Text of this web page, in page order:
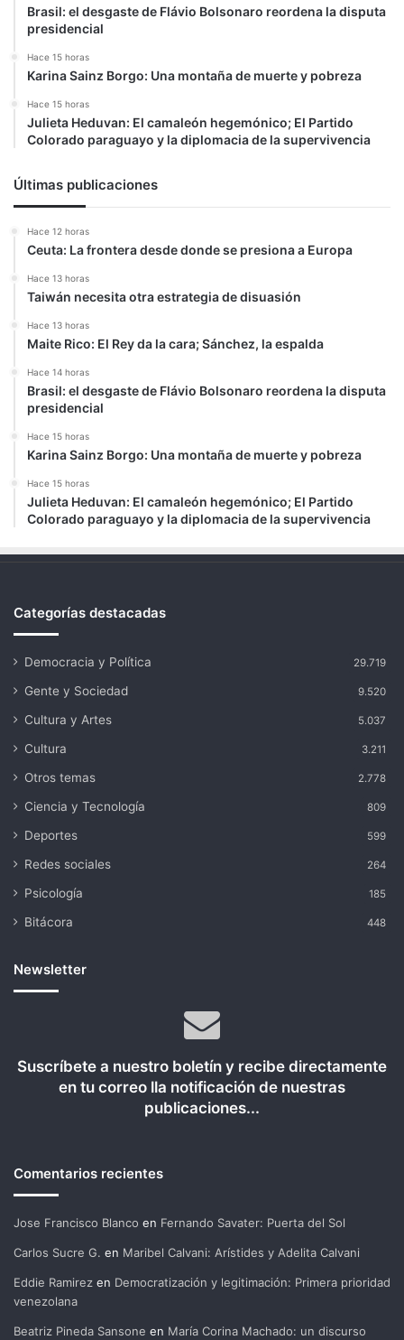
Brasil: el desgaste de Flávio Bolsonaro reordena la disputa
presidencial
Hace 15 horas
Karina Sainz Borgo: Una montaña de muerte y pobreza
Hace 15 horas
Julieta Heduvan: El camaleón hegemónico; El Partido
Colorado paraguayo y la diplomacia de la supervivencia
Últimas publicaciones
Hace 12 horas
Ceuta: La frontera desde donde se presiona a Europa
Hace 13 horas
Taiwán necesita otra estrategia de disuasión
Hace 13 horas
Maite Rico: El Rey da la cara; Sánchez, la espalda
Hace 14 horas
Brasil: el desgaste de Flávio Bolsonaro reordena la disputa
presidencial
Hace 15 horas
Karina Sainz Borgo: Una montaña de muerte y pobreza
Hace 15 horas
Julieta Heduvan: El camaleón hegemónico; El Partido
Colorado paraguayo y la diplomacia de la supervivencia
Categorías destacadas
Democracia y Política 29.719
Gente y Sociedad 9.520
Cultura y Artes 5.037
Cultura 3.211
Otros temas 2.778
Ciencia y Tecnología 809
Deportes 599
Redes sociales 264
Psicología 185
Bitácora 448
Newsletter
Suscríbete a nuestro boletín y recibe directamente
en tu correo lla notificación de nuestras
publicaciones...
Comentarios recientes
Jose Francisco Blanco en Fernando Savater: Puerta del Sol
Carlos Sucre G. en Maribel Calvani: Arístides y Adelita Calvani
Eddie Ramirez en Democratización y legitimación: Primera prioridad
venezolana
Beatriz Pineda Sansone en María Corina Machado: un discurso